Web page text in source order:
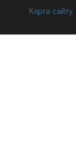
Карта сайту